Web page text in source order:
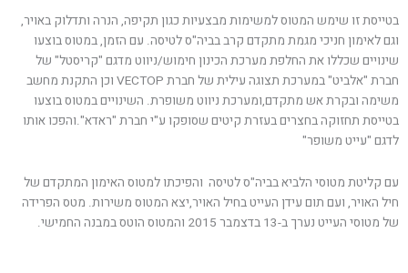
בטייסת זו שימש המטוס למשימות מבצעיות כגון תקיפה, הנרה ותדלוק באויר,
וגם לאימון חניכי מגמת מתקדם קרב בביה"ס לטיסה. עם הזמן, במטוס בוצעו
שינויים שכללו את החלפת מערכת הכינון חימוש/ניווט מדגם "קריסטל" של
חברת "אלביט" במערכת תצוגה עילית של חברת VECTOP וכן התקנת מחשב
משימה ובקרת אש מתקדם,ומערכת ניווט משופרת. השינויים במטוס בוצעו
בטייסת תחזוקה בחצרים בעזרת קיטים שסופקו ע"י חברת "ראדא".והפכו אותו
לדגם "עייט משופר"
עם קליטת מטוסי הלביא בביה"ס לטיסה והפיכתו למטוס האימון המתקדם של
חיל האויר, ועם תום עידן העייט בחיל האויר,יצא המטוס משירות. מטס הפרידה
של מטוסי העייט נערך ב-13 בדצמבר 2015 והמטוס הוטס במבנה החמישי.